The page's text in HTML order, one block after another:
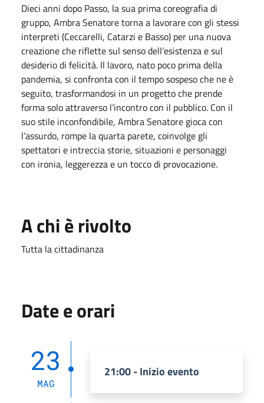
Dieci anni dopo Passo, la sua prima coreografia di
gruppo, Ambra Senatore torna a lavorare con gli stessi
interpreti (Ceccarelli, Catarzi e Basso) per una nuova
creazione che riflette sul senso dell’esistenza e sul
desiderio di felicità. Il lavoro, nato poco prima della
pandemia, si confronta con il tempo sospeso che ne è
seguito, trasformandosi in un progetto che prende
forma solo attraverso l’incontro con il pubblico. Con il
suo stile inconfondibile, Ambra Senatore gioca con
l’assurdo, rompe la quarta parete, coinvolge gli
spettatori e intreccia storie, situazioni e personaggi
con ironia, leggerezza e un tocco di provocazione.
A chi è rivolto
Tutta la cittadinanza
Date e orari
23
MAG
21:00 - Inizio evento